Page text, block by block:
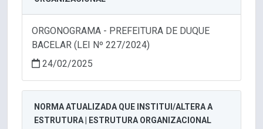
ORGONOGRAMA - PREFEITURA DE DUQUE
BACELAR (LEI Nº 227/2024)
24/02/2025
NORMA ATUALIZADA QUE INSTITUI/ALTERA A
ESTRUTURA | ESTRUTURA ORGANIZACIONAL